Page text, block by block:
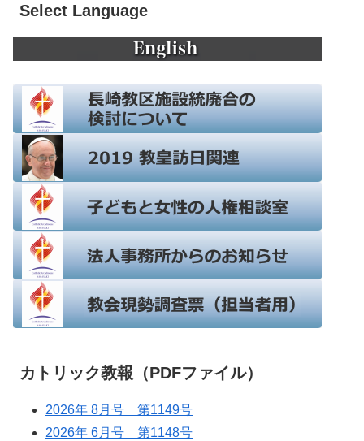
Select Language
カトリック教報（PDFファイル）
2026年 8月号 第1149号
2026年 6月号 第1148号